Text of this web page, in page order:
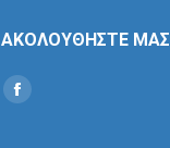
ΑΚΟΛΟΥΘΗΣΤΕ ΜΑΣ
Find us on:
Social